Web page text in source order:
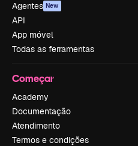
Agentes New
API
App móvel
Todas as ferramentas
Começar
Academy
Documentação
Atendimento
Termos e condições